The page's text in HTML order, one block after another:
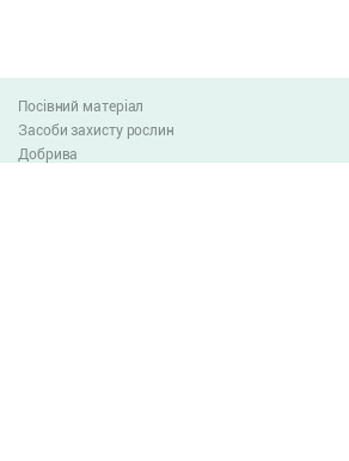
Посівний матеріал
Засоби захисту рослин
Добрива